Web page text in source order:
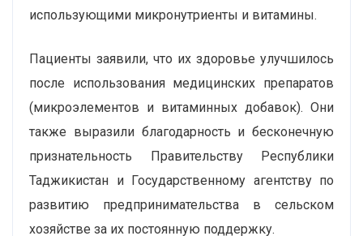
использующими микронутриенты и витамины.
Пациенты заявили, что их здоровье улучшилось
после использования медицинских препаратов
(микроэлементов и витаминных добавок). Они
также выразили благодарность и бесконечную
признательность Правительству Республики
Таджикистан и Государственному агентству по
развитию предпринимательства в сельском
хозяйстве за их постоянную поддержку.